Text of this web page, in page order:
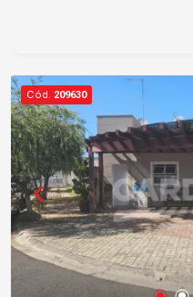
Cód. 209630